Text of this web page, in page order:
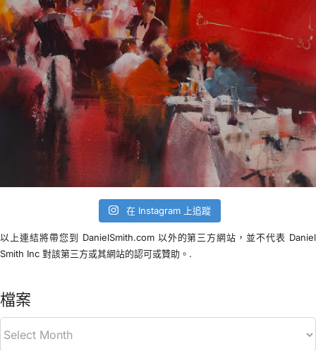
在 Instagram 上追蹤
以上連結將帶您到 DanielSmith.com 以外的第三方網站，並不代表 Daniel
Smith Inc 對該第三方或其網站的認可或贊助。.
檔案